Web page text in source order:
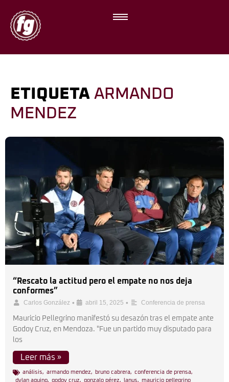
ETIQUETA ARMANDO
MENDEZ
“Rescato la actitud pero el empate no nos deja
conformes”
Carlos González • abril 15, 2025 • Conferencia de prensa
Mauricio Pellegrino manifestó su desazón tras el empate ante
Godoy Cruz, en Mendoza. "Fue un partido muy disputado para
los
Leer más »
análisis, armando mendez, bruno cabrera, conferencia de prensa,
dylan aquino, godoy cruz, gonzalo pérez, lanus, mauricio pellegrino